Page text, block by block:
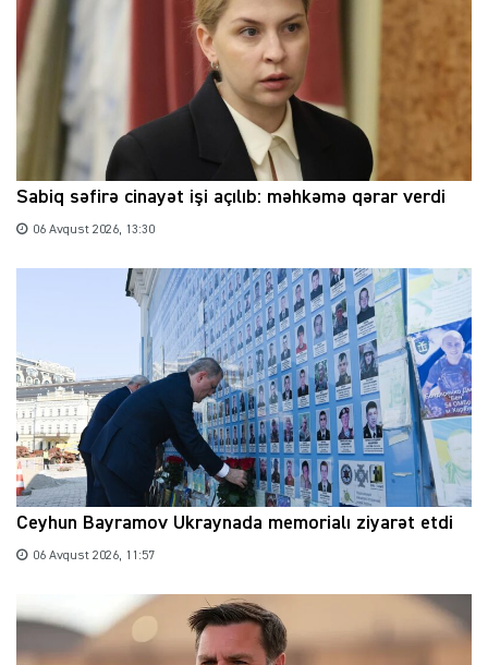
Sabiq səfirə cinayət işi açılıb: məhkəmə qərar verdi
06 Avqust 2026, 13:30
Ceyhun Bayramov Ukraynada memorialı ziyarət etdi
06 Avqust 2026, 11:57